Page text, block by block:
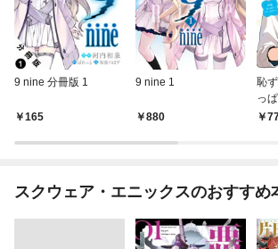
9 nine 分冊版 1
165
9 nine 1
880
恥
っ
い
スクウェア・エニックスのおすすめ